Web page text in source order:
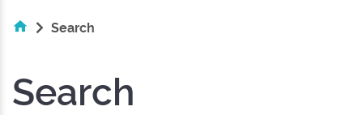
Search
Search